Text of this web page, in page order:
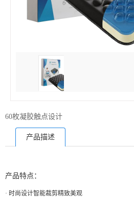
60枚凝胶触点设计
产品描述
产品特点：
· 时尚设计智能裁剪精致美观